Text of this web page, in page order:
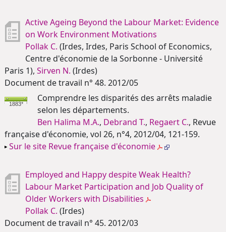
Active Ageing Beyond the Labour Market: Evidence
on Work Environment Motivations
Pollak C. (Irdes, Irdes, Paris School of Economics,
Centre d'économie de la Sorbonne - Université
Paris 1), Sirven N. (Irdes)
Document de travail n° 48. 2012/05
1883*
Comprendre les disparités des arrêts maladie
selon les départements.
Ben Halima M.A., Debrand T., Regaert C., Revue
française d'économie, vol 26, n°4, 2012/04, 121-159.
Sur le site Revue française d'économie
Employed and Happy despite Weak Health?
Labour Market Participation and Job Quality of
Older Workers with Disabilities
Pollak C. (Irdes)
Document de travail n° 45. 2012/03